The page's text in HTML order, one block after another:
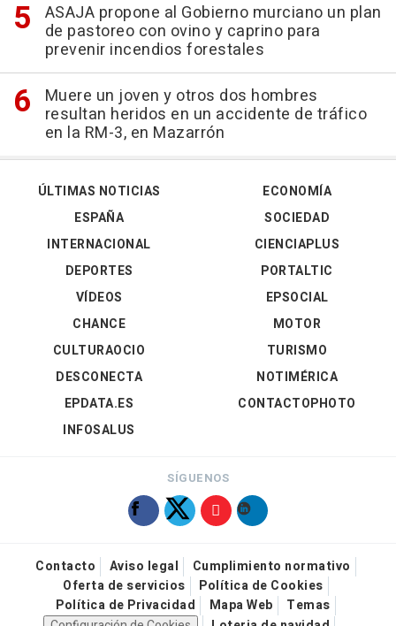
ASAJA propone al Gobierno murciano un plan
de pastoreo con ovino y caprino para
prevenir incendios forestales
Muere un joven y otros dos hombres
resultan heridos en un accidente de tráfico
en la RM-3, en Mazarrón
ÚLTIMAS NOTICIAS
ESPAÑA
INTERNACIONAL
DEPORTES
VÍDEOS
ECONOMÍA
SOCIEDAD
CIENCIAPLUS
PORTALTIC
EPSOCIAL
CHANCE
CULTURAOCIO
DESCONECTA
EPDATA.ES
INFOSALUS
MOTOR
TURISMO
NOTIMÉRICA
CONTACTOPHOTO
SÍGUENOS
Contacto Aviso legal
Cumplimiento normativo
Oferta de servicios
Política de Cookies
Política de Privacidad
Mapa Web
Temas